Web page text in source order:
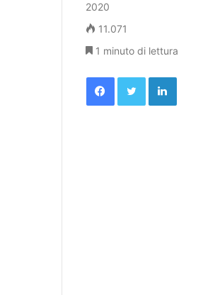
2020
11.071
1 minuto di lettura
Facebook Twitter LinkedIn